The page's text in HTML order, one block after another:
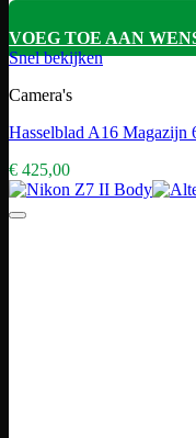
VOEG TOE AAN
Snel bekijken
Camera's
Hasselblad A16 Magazijn
€ 425,00